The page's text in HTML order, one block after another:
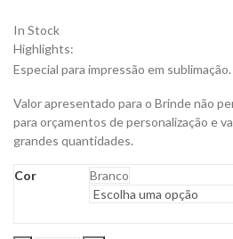
In Stock
Highlights:
Especial para impressão em sublimação.
Valor apresentado para o Brinde não
para orçamentos de personalização e
grandes quantidades.
Cor Branco